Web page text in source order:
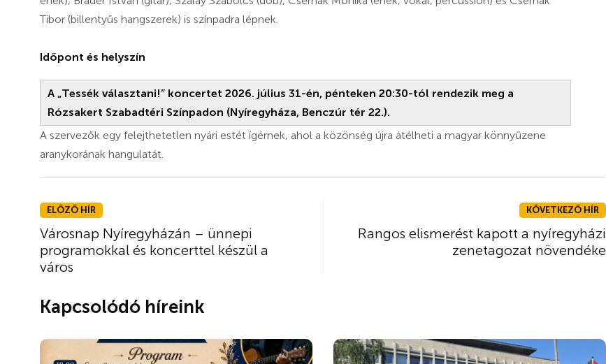
Tibor (billentyűs hangszerek) is színpadra lépnek.
Időpont és helyszín
A „Tessék választani!” koncertet 2026. július 31-én, pénteken 20:30-tól rendezik meg a
Rózsakert Szabadtéri Színpadon (Nyíregyháza, Benczúr tér 22.).
A szervezők egy felejthetetlen nyári estét ígérnek, ahol a közönség újra átélheti a magyar könnyűzene
aranykorának hangulatát.
ELŐZŐ HÍR
Városnap Nyíregyházán – ünnepi
programokkal és koncerttel készül a
város
KÖVETKEZŐ HÍR
Rangos elismerést kapott a nyíregyházi
zenetagozat növendéke
Kapcsolódó híreink